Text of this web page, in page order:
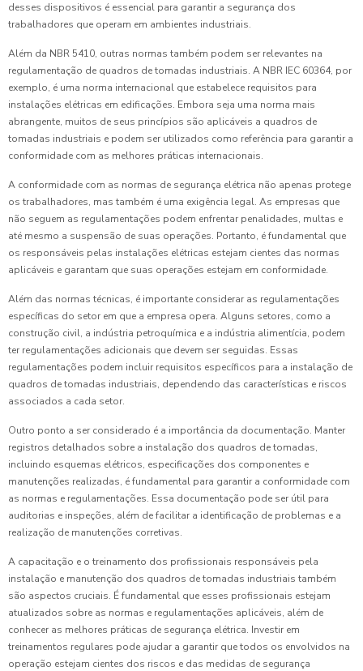
desses dispositivos é essencial para garantir a segurança dos
trabalhadores que operam em ambientes industriais.
Além da NBR 5410, outras normas também podem ser relevantes na
regulamentação de quadros de tomadas industriais. A NBR IEC 60364, por
exemplo, é uma norma internacional que estabelece requisitos para
instalações elétricas em edificações. Embora seja uma norma mais
abrangente, muitos de seus princípios são aplicáveis a quadros de
tomadas industriais e podem ser utilizados como referência para garantir a
conformidade com as melhores práticas internacionais.
A conformidade com as normas de segurança elétrica não apenas protege
os trabalhadores, mas também é uma exigência legal. As empresas que
não seguem as regulamentações podem enfrentar penalidades, multas e
até mesmo a suspensão de suas operações. Portanto, é fundamental que
os responsáveis pelas instalações elétricas estejam cientes das normas
aplicáveis e garantam que suas operações estejam em conformidade.
Além das normas técnicas, é importante considerar as regulamentações
específicas do setor em que a empresa opera. Alguns setores, como a
construção civil, a indústria petroquímica e a indústria alimentícia, podem
ter regulamentações adicionais que devem ser seguidas. Essas
regulamentações podem incluir requisitos específicos para a instalação de
quadros de tomadas industriais, dependendo das características e riscos
associados a cada setor.
Outro ponto a ser considerado é a importância da documentação. Manter
registros detalhados sobre a instalação dos quadros de tomadas,
incluindo esquemas elétricos, especificações dos componentes e
manutenções realizadas, é fundamental para garantir a conformidade com
as normas e regulamentações. Essa documentação pode ser útil para
auditorias e inspeções, além de facilitar a identificação de problemas e a
realização de manutenções corretivas.
A capacitação e o treinamento dos profissionais responsáveis pela
instalação e manutenção dos quadros de tomadas industriais também
são aspectos cruciais. É fundamental que esses profissionais estejam
atualizados sobre as normas e regulamentações aplicáveis, além de
conhecer as melhores práticas de segurança elétrica. Investir em
treinamentos regulares pode ajudar a garantir que todos os envolvidos na
operação estejam cientes dos riscos e das medidas de segurança